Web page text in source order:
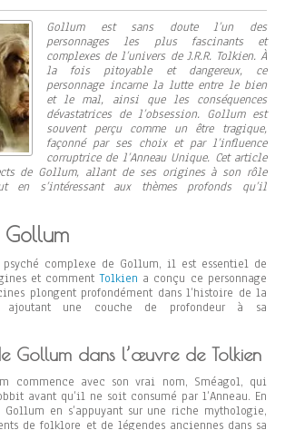
Gollum est sans doute l’un des
personnages les plus fascinants et
complexes de l’univers de J.R.R. Tolkien. À
la fois pitoyable et dangereux, ce
personnage incarne la lutte entre le bien
et le mal, ainsi que les conséquences
dévastatrices de l’obsession. Gollum est
souvent perçu comme un être tragique,
façonné par ses choix et par l’influence
corruptrice de l’Anneau Unique. Cet article
de Gollum, allant de ses origines à son rôle
s’intéressant aux thèmes profonds qu’il
psyché complexe de Gollum, il est essentiel de
et commentTolkien a conçu ce personnage
plongent profondément dans l’histoire de la
une couche de profondeur à sa
Gollum dans l’œuvre de Tolkien
commence avec son vrai nom, Sméagol, qui
avant qu’il ne soit consumé par l’Anneau. En
en s’appuyant sur une riche mythologie,
de folklore et de légendes anciennes dans sa